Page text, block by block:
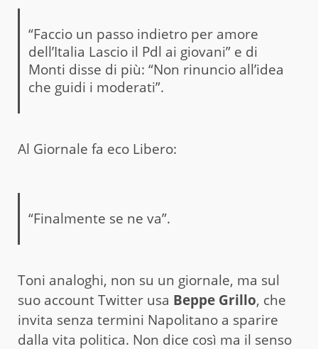
“Faccio un passo indietro per amore
dell’Italia Lascio il Pdl ai giovani” e di
Monti disse di più: “Non rinuncio all’idea
che guidi i moderati”.
Al Giornale fa eco Libero:
“Finalmente se ne va”.
Toni analoghi, non su un giornale, ma sul
suo account Twitter usa Beppe Grillo, che
invita senza termini Napolitano a sparire
dalla vita politica. Non dice così ma il senso